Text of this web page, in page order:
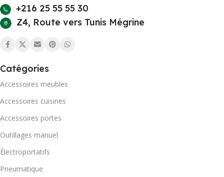
+216 25 55 55 30
Z4, Route vers Tunis Mégrine
Catégories
Accessoires meubles
Accessoires cuisines
Accessoires portes
Outillages manuel
Électroportatifs
Pneumatique